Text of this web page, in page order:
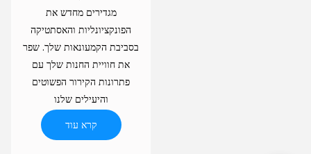
מגדירים מחדש את
הפונקציונליות והאסתטיקה
בסביבת הקמעונאות שלך. שפר
את חוויית החנות שלך עם
פתרונות הקירור הפשוטים
והיעילים שלנו
קרא עוד